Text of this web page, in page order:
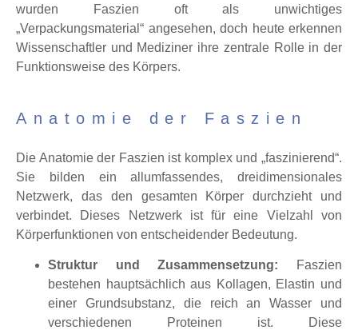
wurden Faszien oft als unwichtiges
„Verpackungsmaterial“ angesehen, doch heute erkennen
Wissenschaftler und Mediziner ihre zentrale Rolle in der
Funktionsweise des Körpers.
Anatomie der Faszien
Die Anatomie der Faszien ist komplex und „faszinierend“.
Sie bilden ein allumfassendes, dreidimensionales
Netzwerk, das den gesamten Körper durchzieht und
verbindet. Dieses Netzwerk ist für eine Vielzahl von
Körperfunktionen von entscheidender Bedeutung.
Struktur und Zusammensetzung: Faszien
bestehen hauptsächlich aus Kollagen, Elastin und
einer Grundsubstanz, die reich an Wasser und
verschiedenen Proteinen ist. Diese